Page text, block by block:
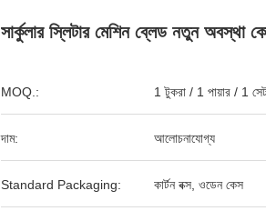
সার্কুলার স্লিটার মেশিন ব্লেড নতুন অবস্থা
MOQ.: 1 টুকরা / 1 পায়ার / 1
দাম: আলোচনাযোগ্য
Standard Packaging: কার্টন বক্স, ওডেন কেস